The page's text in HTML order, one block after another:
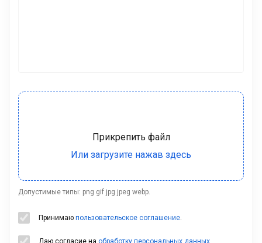
Допустимые типы: png gif jpg jpeg webp.
Принимаю пользовательское соглашение.
Даю согласие на обработку персональных данных.